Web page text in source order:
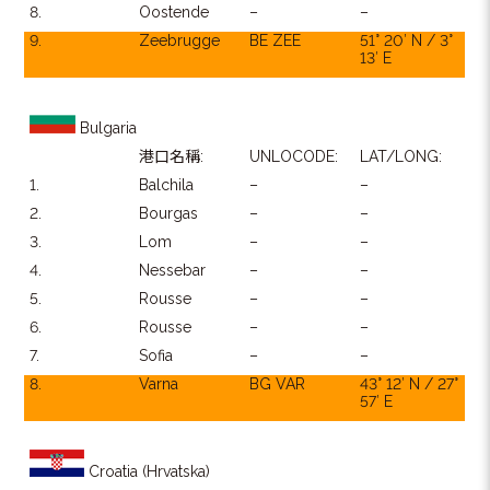
8.
Oostende –
–
9.
Zeebrugge BE ZEE
51° 20′ N / 3°
13′ E
Bulgaria
港口名稱:
UNLOCODE:
LAT/LONG:
1.
Balchila –
–
2.
Bourgas –
–
3.
Lom –
–
4.
Nessebar –
–
5.
Rousse –
–
6.
Rousse –
–
7.
Sofia –
–
8.
Varna BG VAR
43° 12′ N / 27°
57′ E
Croatia (Hrvatska)